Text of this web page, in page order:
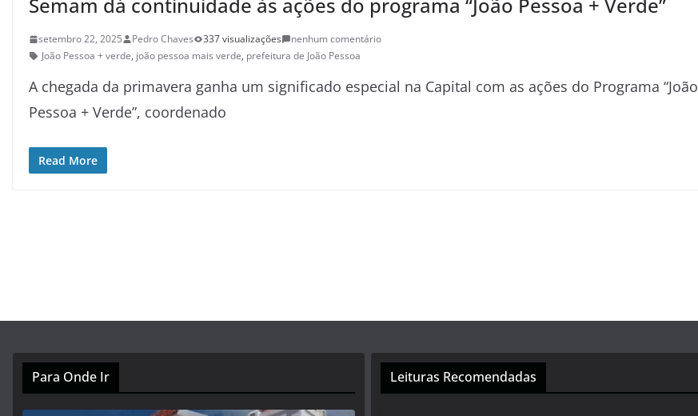
setembro 22, 2025 Pedro Chaves 337 visualizações
nenhum comentário
João Pessoa + verde, joão pessoa mais verde, prefeitura de João Pessoa
A chegada da primavera ganha um significado especial na Capital com as ações do Programa “João
Pessoa + Verde”, coordenado
Read More
Para Onde Ir Leituras Recomendadas